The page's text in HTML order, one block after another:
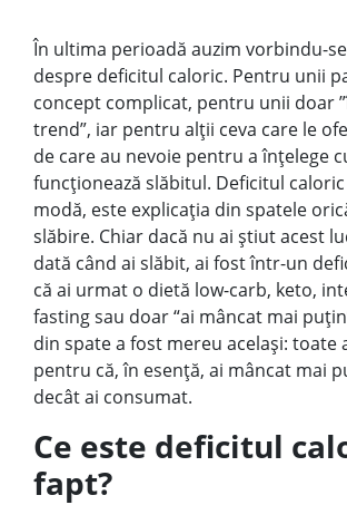
În ultima perioadă auzim vorbindu-
despre deficitul caloric. Pentru unii
concept complicat, pentru unii doar
trend”, iar pentru alții ceva care le
de care au nevoie pentru a înțelege
funcționează slăbitul. Deficitul
modă, este explicația din spatele
slăbire. Chiar dacă nu ai știut acest
dată când ai slăbit, ai fost într-un
că ai urmat o dietă low-carb, keto,
fasting sau doar “ai mâncat mai
din spate a fost mereu același: toate
pentru că, în esență, ai mâncat mai
decât ai consumat.
Ce este deficitul
fapt?